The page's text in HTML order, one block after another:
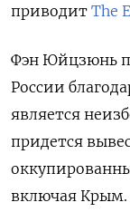
приводит The
Фэн Юйцзюнь
России
является
придется
включая Крым.